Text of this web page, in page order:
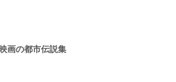
画の都市伝説集